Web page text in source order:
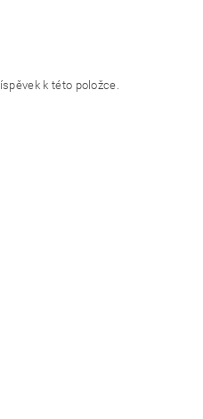
k této položce.